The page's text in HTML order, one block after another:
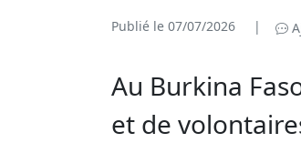
Publié le 07/07/2026 |
Au Burkina
et de